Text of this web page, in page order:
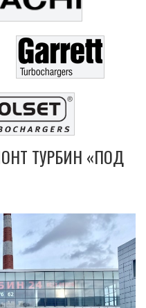
ТУРБИН «ПОД